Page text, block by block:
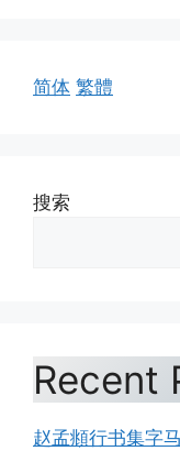
简体 繁體
搜索
Recent
赵孟頫行书集字